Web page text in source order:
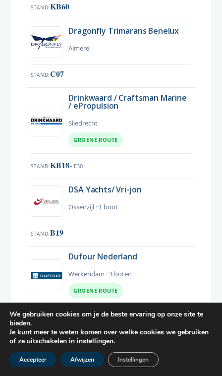
STAND KB60
Dragonfly Trimarans Benelux
Almere
STAND C07
Drinkwaard / Craftsman Marine
/ ePropulsion
Sliedrecht
GROENE ROUTE
STAND KB18+ E30
DSA Yachts/ Vri-jon
Ossenzijl · 1 boot
STAND B19
Dufour Nederland
Werkendam · 3 boten
GROENE ROUTE
STAND C21
E-WERF | Bootombouwen.nl |
Helios Marine
Amsterdam · 1 boot
We gebruiken cookies om je de beste ervaring op onze site te
bieden.
Je kunt meer te weten komen over welke cookies we gebruiken
of ze uitschakelen in instellingen.
Accepteer Afwijzen Instellingen